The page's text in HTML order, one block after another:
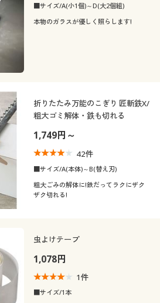
■サイズ/A(小1個)～D(大2個組)
本物のガラスが優しく照らします!
折りたたみ万能のこぎり 匠斬鉄X/
粗大ゴミ解体・鉄も切れる
1,749円～
42件
■サイズ/A(本体)～B(替え刃)
粗大ごみの解体に!鉄だってラクにザク
ザク切れる!
虫よけテープ
1,078円
1件
■サイズ/1本